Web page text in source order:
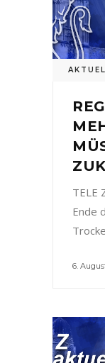
TELE
Ende
6.